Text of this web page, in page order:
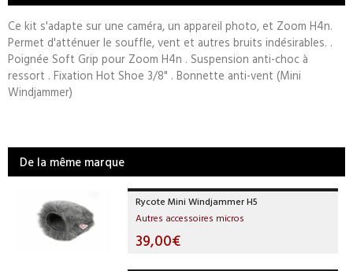
Ce kit s'adapte sur une caméra, un appareil photo, et Zoom H4n.
Permet d'atténuer le souffle, vent et autres bruits indésirables. .
Poignée Soft Grip pour Zoom H4n . Suspension anti-choc à
ressort . Fixation Hot Shoe 3/8" . Bonnette anti-vent (Mini
Windjammer)
De la même marque
Rycote Mini Windjammer H5
Autres accessoires micros
39,00€